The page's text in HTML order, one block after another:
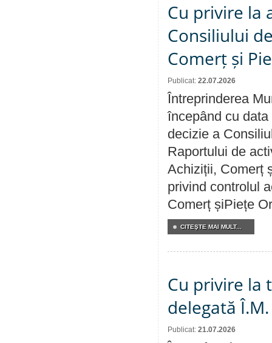
Cu privire la
Consiliului
Comerț și
Publicat: 22.07.2026
Întreprinderea
începând cu
decizie a
Raportului de
Achiziții, Comerț
privind controlul
Comerț șiPiețe
CITEŞTE MAI MULT...
Cu privire la
delegată
Publicat: 21.07.2026